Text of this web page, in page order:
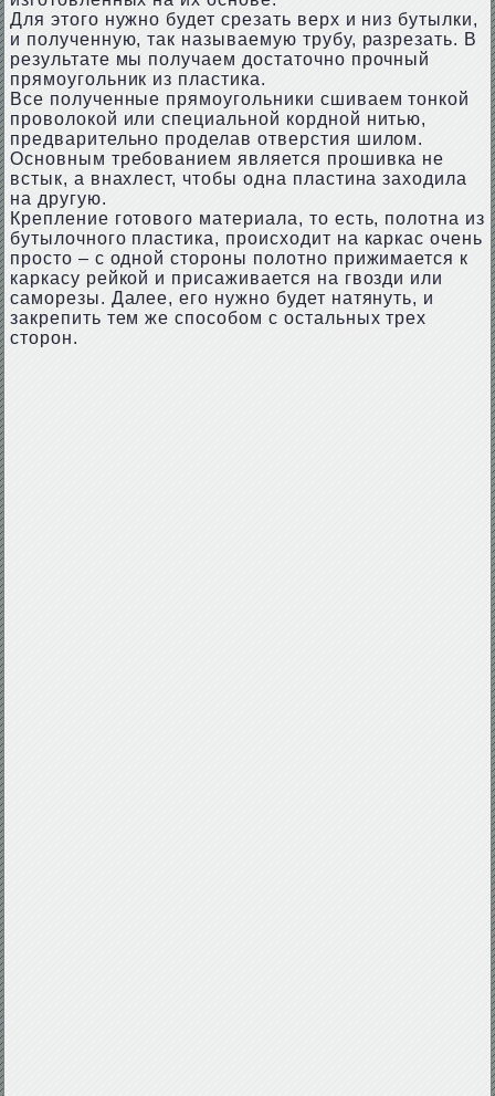
Для этого нужно будет срезать верх и низ бутылки,
и полученную, так называемую трубу, разрезать. В
результате мы получаем достаточно прочный
прямоугольник из пластика.
Все полученные прямоугольники сшиваем тонкой
проволокой или специальной кордной нитью,
предварительно проделав отверстия шилом.
Основным требованием является прошивка не
встык, а внахлест, чтобы одна пластина заходила
на другую.
Крепление готового материала, то есть, полотна из
бутылочного пластика, происходит на каркас очень
просто – с одной стороны полотно прижимается к
каркасу рейкой и присаживается на гвозди или
саморезы. Далее, его нужно будет натянуть, и
закрепить тем же способом с остальных трех
сторон.